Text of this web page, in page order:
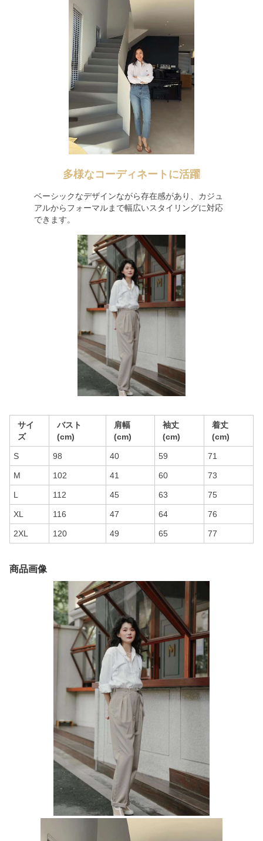
多様なコーディネートに活躍
ベーシックなデザインながら存在感があり、カジュ
アルからフォーマルまで幅広いスタイリングに対応
できます。
サイ
ズ
バスト
(cm)
肩幅
(cm)
袖丈
(cm)
着丈
(cm)
S 98 40 59 71
M 102 41 60 73
L 112 45 63 75
XL 116 47 64 76
2XL 120 49 65 77
商品画像